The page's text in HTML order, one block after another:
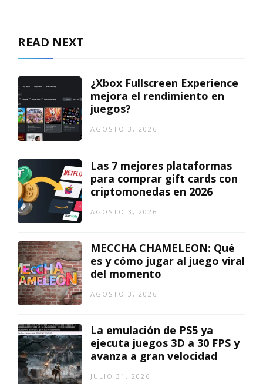
READ NEXT
¿Xbox Fullscreen Experience
mejora el rendimiento en
juegos?
AGOSTO 3, 2026
Las 7 mejores plataformas
para comprar gift cards con
criptomonedas en 2026
AGOSTO 3, 2026
MECCHA CHAMELEON: Qué
es y cómo jugar al juego viral
del momento
AGOSTO 3, 2026
La emulación de PS5 ya
ejecuta juegos 3D a 30 FPS y
avanza a gran velocidad
JULIO 31, 2026